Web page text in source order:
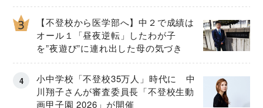
【不登校から医学部へ】中２で成績は
オール１「昼夜逆転」したわが子
を”夜遊び”に連れ出した母の気づき
小中学校「不登校35万人」時代に 中
川翔子さんが審査委員長「不登校生動
画甲子園 2026」が開催